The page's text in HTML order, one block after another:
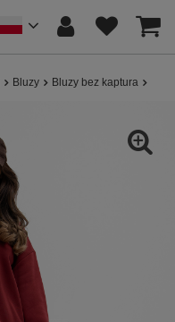
Bluzy Bluzy bez kaptura